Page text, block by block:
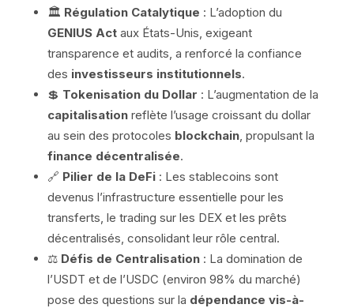
🏛️ Régulation Catalytique : L’adoption du
GENIUS Actaux États-Unis, exigeant
transparence et audits, a renforcé la confiance
des investisseurs institutionnels.
💲 Tokenisation du Dollar : L’augmentation de la
capitalisationreflète l’usage croissant du dollar
au sein des protocoles blockchain, propulsant la
finance décentralisée.
🔗 Pilier de la DeFi: Les stablecoins sont
devenus l’infrastructure essentielle pour les
transferts, le trading sur les DEX et les prêts
décentralisés, consolidant leur rôle central.
⚖️ Défis de Centralisation: La domination de
l’USDT et de l’USDC (environ 98% du marché)
pose des questions sur la dépendance vis-à-